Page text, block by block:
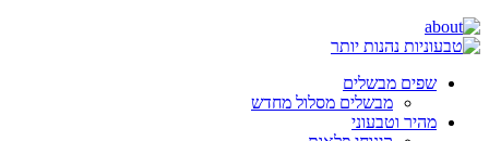
שפים מבשלים
מבשלים מסלול מחדש
מהיר וטבעוני